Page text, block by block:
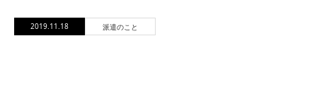
2019.11.18 派遣のこと